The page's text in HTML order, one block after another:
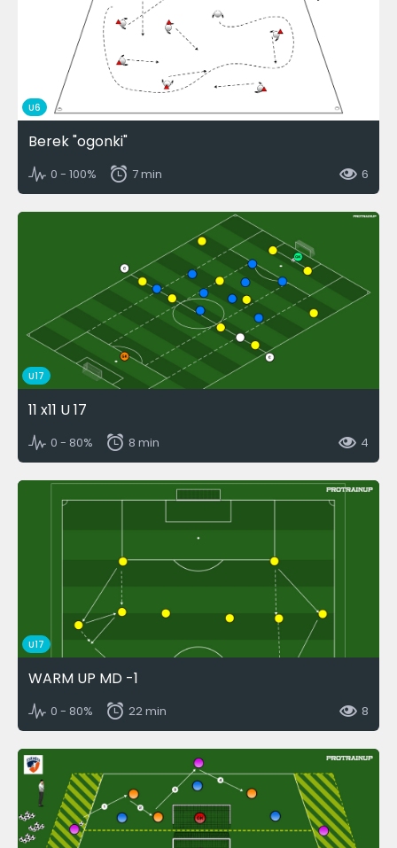
U6
Berek "ogonki"
0 - 100% 7 min 6
U17
11 x11 U 17
0 - 80% 8 min 4
U17
WARM UP MD -1
0 - 80% 22 min 8